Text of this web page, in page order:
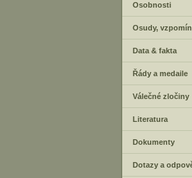
Osobnosti
Osudy,
Data & fakta
Řády a medaile
Válečné zločiny
Literatura
Dokumenty
Dotazy a